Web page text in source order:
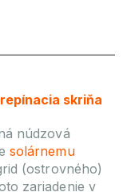
skriňa
núdzová
solárnemu
(ostrovného)
zariadenie v